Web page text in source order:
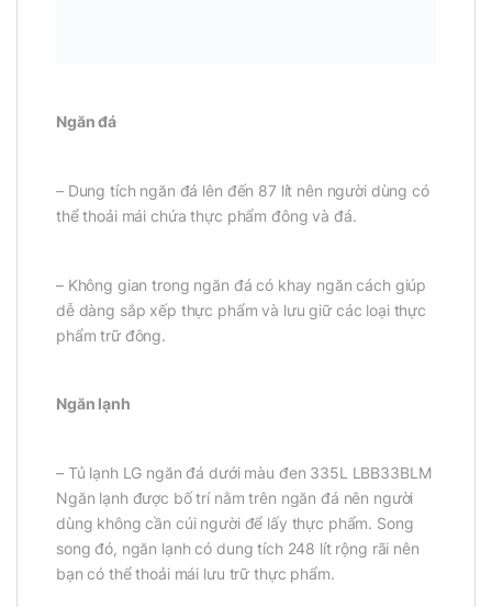
Ngăn đá
– Dung tích ngăn đá lên đến 87 lít nên người dùng có
thể thoải mái chứa thực phẩm đông và đá.
– Không gian trong ngăn đá có khay ngăn cách giúp
dễ dàng sắp xếp thực phẩm và lưu giữ các loại thực
phẩm trữ đông.
Ngăn lạnh
– Tủ lạnh LG ngăn đá dưới màu đen 335L LBB33BLM
Ngăn lạnh được bố trí nằm trên ngăn đá nên người
dùng không cần cúi người để lấy thực phẩm. Song
song đó, ngăn lạnh có dung tích 248 lít rộng rãi nên
bạn có thể thoải mái lưu trữ thực phẩm.